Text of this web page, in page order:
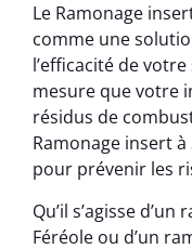
Le Ramonage
comme une
l’efficacité de
mesure que votre
résidus de
Ramonage insert
pour prévenir les
Qu’il s’agisse
Féréole ou d’un